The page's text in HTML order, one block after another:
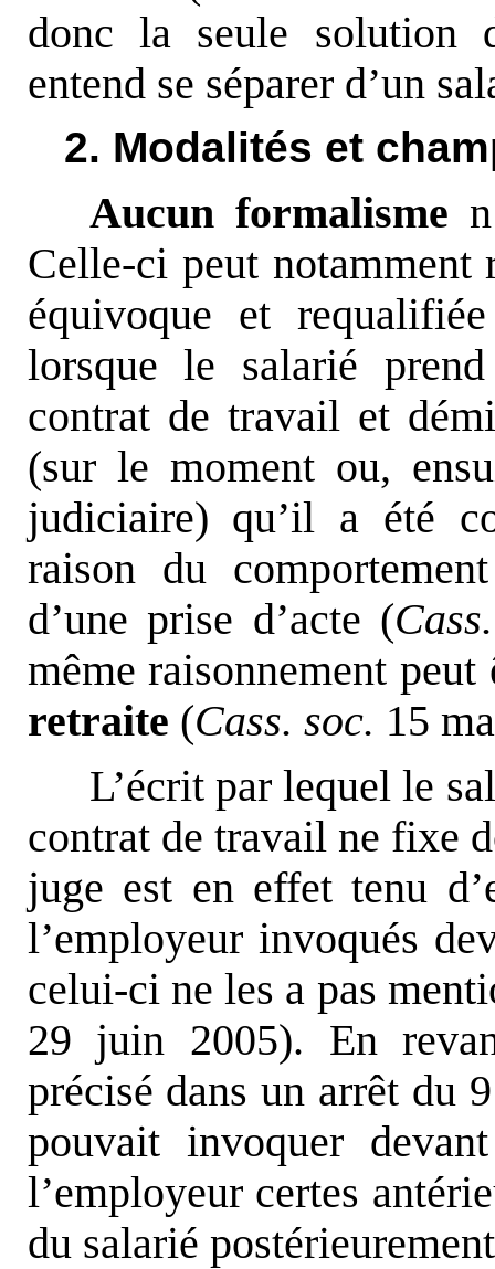
donc la seule solution
entend se séparer d’un
2. Modalités et
Aucun formalisme
Celle-ci peut notamment
équivoque et
lorsque le salarié
contrat de travail et
(sur le moment ou,
judiciaire) qu’il a été
raison du
d’une prise d’acte (
même raisonnement
retraite (Cass. soc. 15
L’écrit par lequel le
contrat de travail ne fixe
juge est en effet tenu
l’employeur invoqués
celui-ci ne les a pas
29 juin 2005). En
précisé dans un arrêt du
pouvait invoquer
l’employeur certes
du salarié